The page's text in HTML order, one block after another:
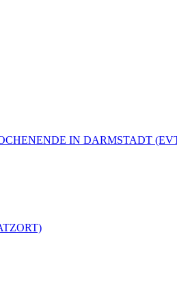
IN DARMSTADT